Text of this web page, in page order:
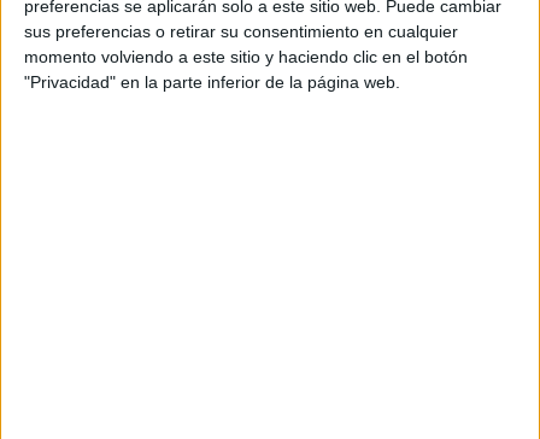
preferencias se aplicarán solo a este sitio web. Puede cambiar
sus preferencias o retirar su consentimiento en cualquier
momento volviendo a este sitio y haciendo clic en el botón
"Privacidad" en la parte inferior de la página web.
Términos y Condiciones de Uso
Aceptolos Términos y Condicionesde uso*